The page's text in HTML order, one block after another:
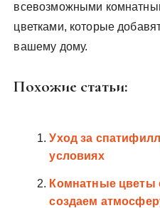
всевозможными
цветками, которые
вашему дому.
Похожие статьи:
Уход за
условиях
Комнатные цветы
создаем